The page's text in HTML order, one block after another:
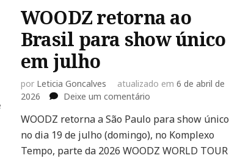
WOODZ retorna ao
Brasil para show único
em julho
por Leticia Goncalves atualizado em 6 de abril de
2026
Deixe um comentárioem
retorna
ao
Brasil
WOODZ retorna a São Paulo para show único
no dia 19 de julho (domingo), no Komplexo
Tempo, parte da 2026 WOODZ WORLD TOUR